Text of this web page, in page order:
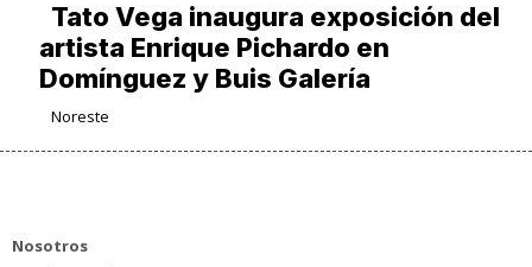
Tato Vega inaugura exposición del
artista Enrique Pichardo en
Domínguez y Buis Galería
Noreste
Nosotros